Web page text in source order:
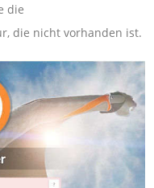
die
die nicht vorhanden ist.